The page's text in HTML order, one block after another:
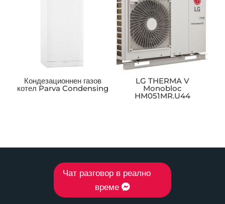
Кондезационнен газов
котел Parva Condensing
LG THERMA V
Monobloc
HM051MR.U44
Чат разговор в реално
време